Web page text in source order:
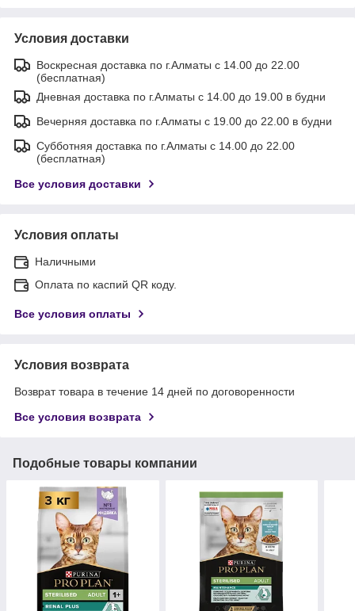
Условия доставки
Воскресная доставка по г.Алматы с 14.00 до 22.00
(бесплатная)
Дневная доставка по г.Алматы с 14.00 до 19.00 в будни
Вечерняя доставка по г.Алматы с 19.00 до 22.00 в будни
Субботняя доставка по г.Алматы с 14.00 до 22.00
(бесплатная)
Все условия доставки
Условия оплаты
Наличными
Оплата по каспий QR коду.
Все условия оплаты
Условия возврата
Возврат товара в течение 14 дней по договоренности
Все условия возврата
Подобные товары компании